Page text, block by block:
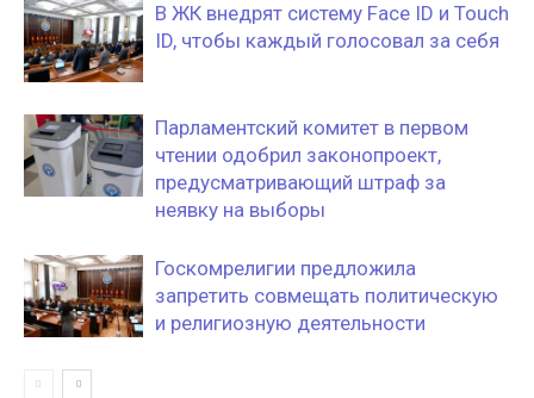
В ЖК внедрят систему Face ID и Touch
ID, чтобы каждый голосовал за себя
Парламентский комитет в первом
чтении одобрил законопроект,
предусматривающий штраф за
неявку на выборы
Госкомрелигии предложила
запретить совмещать политическую
и религиозную деятельности